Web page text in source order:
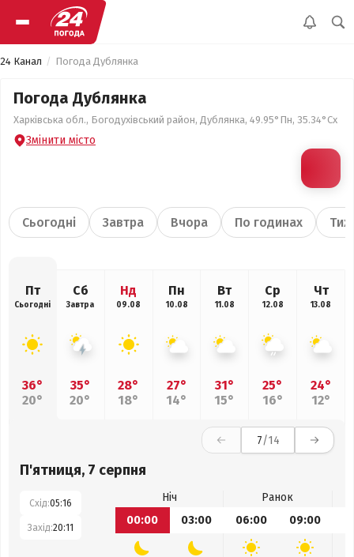
24 Канал Погода Дублянка
Погода Дублянка
Харківська обл., Богодухівський район, Дублянка, 49.95°Пн, 35.34°Сх
Змінити місто
Сьогодні Завтра Вчора По годинах
Пт
Сьогодні
36°
20°
Сб
Завтра
35°
20°
Нд
09.08
28°
18°
Пн
10.08
27°
14°
Вт
11.08
31°
15°
Ср
12.08
25°
16°
Чт
13.08
24°
12°
7/14
П'ятниця, 7 серпня
Схід:05:16
Захід:20:11
Ніч
Ранок
00:00
03:00 06:00 09:00